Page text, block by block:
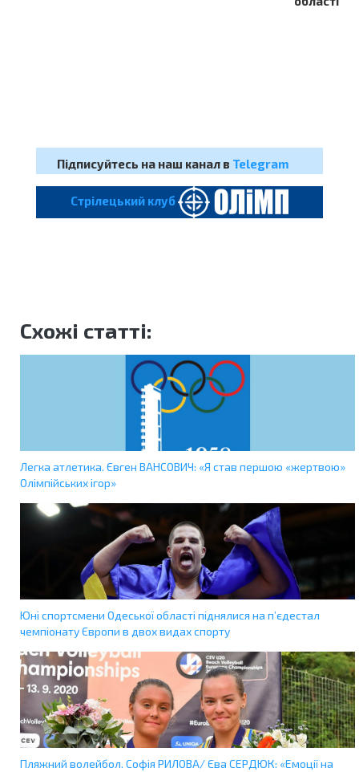
Підписуйтесь на наш канал в Telegram
Cтрілецький клуб
Схожі статті:
Легка атлетика. Євген ВАНСОВИЧ: «Я став першою «жертвою»
Олімпійських ігор»
Юні спортсмени Одеської області піднялися на п’єдестал
чемпіонату Європи в двох видах спорту
Пляжний волейбол. Софія РИЛОВА/ Єва СЕРДЮК: «Емоції на